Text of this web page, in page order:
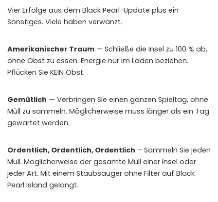
Vier Erfolge aus dem Black Pearl-Update plus ein
Sonstiges. Viele haben verwanzt.
Amerikanischer Traum — Schließe die Insel zu 100 % ab,
ohne Obst zu essen. Energie nur im Laden beziehen.
Pflücken Sie KEIN Obst.
Gemütlich — Verbringen Sie einen ganzen Spieltag, ohne
Müll zu sammeln. Möglicherweise muss länger als ein Tag
gewartet werden.
Ordentlich, Ordentlich, Ordentlich – Sammeln Sie jeden
Müll. Möglicherweise der gesamte Müll einer Insel oder
jeder Art. Mit einem Staubsauger ohne Filter auf Black
Pearl Island gelangt.